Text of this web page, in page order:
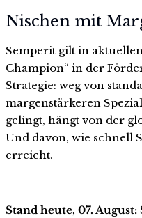
Nischen mit
Semperit gilt in
Champion“ in der
Strategie: weg von
margenstärkeren
gelingt, hängt von der
Und davon, wie schnell
erreicht.
Stand heute, 07.